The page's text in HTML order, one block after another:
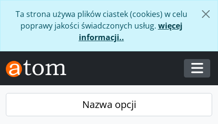
Ta strona używa plików ciastek (cookies) w celu
poprawy jakości świadczonych usług. więcej
informacji..
Nazwa opcji